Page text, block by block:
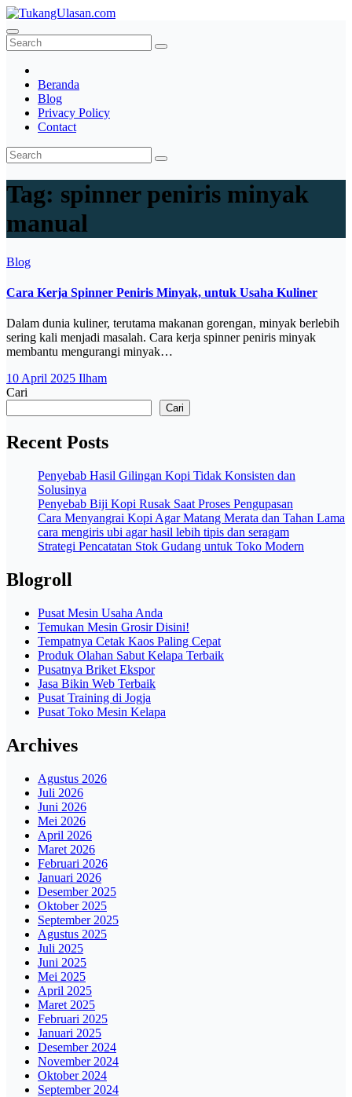
Skip
to
content
TukangUlasan.com
Baca Aja Dulu!
Beranda
Blog
Privacy Policy
Contact
Tag: spinner peniris minyak
manual
Blog
Cara Kerja Spinner Peniris Minyak, untuk Usaha Kuliner
Dalam dunia kuliner, terutama makanan gorengan, minyak berlebih
sering kali menjadi masalah. Cara kerja spinner peniris minyak
membantu mengurangi minyak…
10 April 2025 Ilham
Cari
Cari
Recent Posts
Penyebab Hasil Gilingan Kopi Tidak Konsisten dan
Solusinya
Penyebab Biji Kopi Rusak Saat Proses Pengupasan
Cara Menyangrai Kopi Agar Matang Merata dan Tahan Lama
cara mengiris ubi agar hasil lebih tipis dan seragam
Strategi Pencatatan Stok Gudang untuk Toko Modern
Blogroll
Pusat Mesin Usaha Anda
Temukan Mesin Grosir Disini!
Tempatnya Cetak Kaos Paling Cepat
Produk Olahan Sabut Kelapa Terbaik
Pusatnya Briket Ekspor
Jasa Bikin Web Terbaik
Pusat Training di Jogja
Pusat Toko Mesin Kelapa
Archives
Agustus 2026
Juli 2026
Juni 2026
Mei 2026
April 2026
Maret 2026
Februari 2026
Januari 2026
Desember 2025
Oktober 2025
September 2025
Agustus 2025
Juli 2025
Juni 2025
Mei 2025
April 2025
Maret 2025
Februari 2025
Januari 2025
Desember 2024
November 2024
Oktober 2024
September 2024